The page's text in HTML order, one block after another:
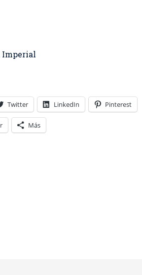
Imperial
Twitter LinkedIn Pinterest
Más